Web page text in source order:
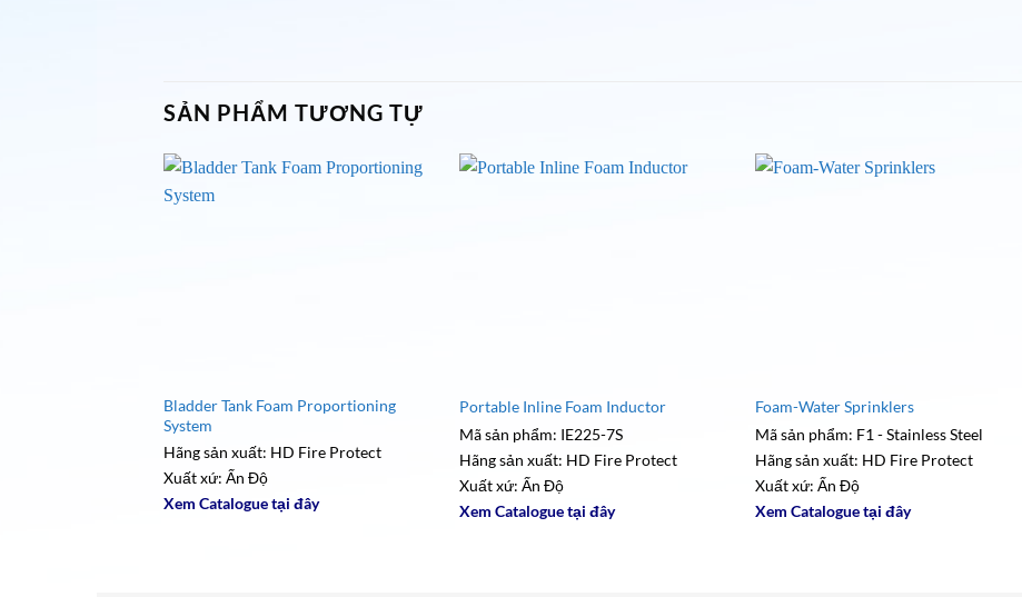
SẢN PHẨM TƯƠNG TỰ
Bladder Tank Foam Proportioning
System
Hãng sản xuất: HD Fire Protect
Xuất xứ: Ấn Độ
Xem Catalogue tại đây
Portable Inline Foam Inductor
Mã sản phẩm: IE225-7S
Hãng sản xuất: HD Fire Protect
Xuất xứ: Ấn Độ
Xem Catalogue tại đây
Foam-Water Sprinklers
Mã sản phẩm: F1 - Stainless Steel
Hãng sản xuất: HD Fire Protect
Xuất xứ: Ấn Độ
Xem Catalogue tại đây